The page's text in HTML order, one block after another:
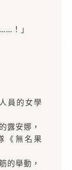
！」
員的女學
露安娜，
《無名果
的舉動，